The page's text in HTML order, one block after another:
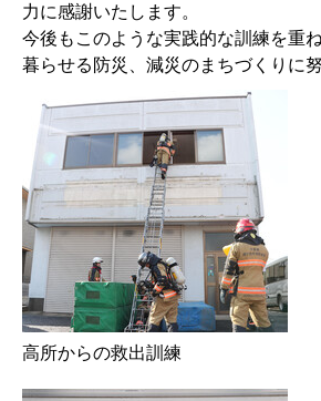
力に感謝いたします。
今後もこのような実践的な訓練を重
暮らせる防災、減災のまちづくりに
高所からの救出訓練